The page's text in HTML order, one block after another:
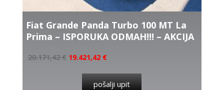
Fiat Grande Panda Turbo 100 MT La
Prima – ISPORUKA ODMAH!!! – AKCIJA
20.171,42€ 19.421,42 €
pošalji upit